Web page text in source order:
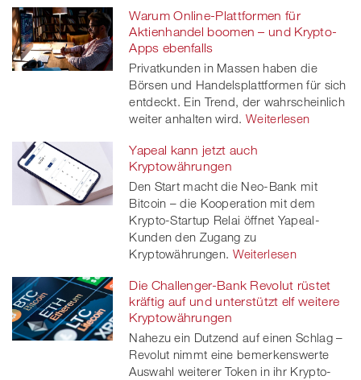
Warum Online-Plattformen für
Aktienhandel boomen – und Krypto-
Apps ebenfalls
Privatkunden in Massen haben die
Börsen und Handelsplattformen für sich
entdeckt. Ein Trend, der wahrscheinlich
weiter anhalten wird. Weiterlesen
Yapeal kann jetzt auch
Kryptowährungen
Den Start macht die Neo-Bank mit
Bitcoin – die Kooperation mit dem
Krypto-Startup Relai öffnet Yapeal-
Kunden den Zugang zu
Kryptowährungen. Weiterlesen
Die Challenger-Bank Revolut rüstet
kräftig auf und unterstützt elf weitere
Kryptowährungen
Nahezu ein Dutzend auf einen Schlag –
Revolut nimmt eine bemerkenswerte
Auswahl weiterer Token in ihr Krypto-